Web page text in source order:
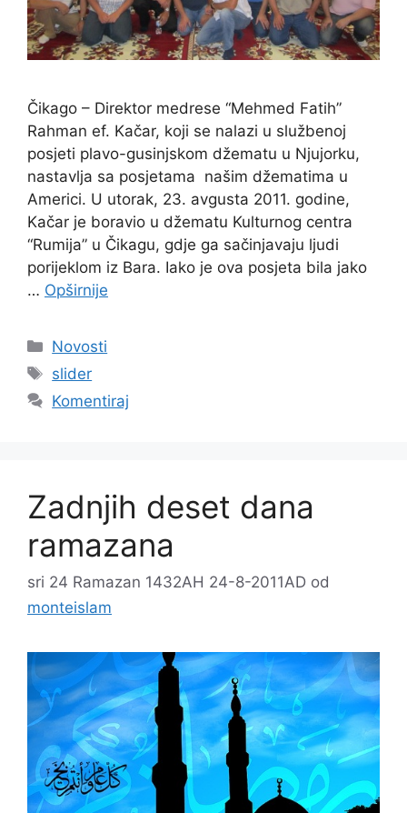
Čikago – Direktor medrese “Mehmed Fatih”
Rahman ef. Kačar, koji se nalazi u službenoj
posjeti plavo-gusinjskom džematu u Njujorku,
nastavlja sa posjetama našim džematima u
Americi. U utorak, 23. avgusta 2011. godine,
Kačar je boravio u džematu Kulturnog centra
“Rumija” u Čikagu, gdje ga sačinjavaju ljudi
porijeklom iz Bara. Iako je ova posjeta bila jako
… Opširnije
Kategorije
Novosti
Oznake
slider
Komentiraj
Zadnjih deset dana
ramazana
sri 24 Ramazan 1432AH 24-8-2011AD od
monteislam